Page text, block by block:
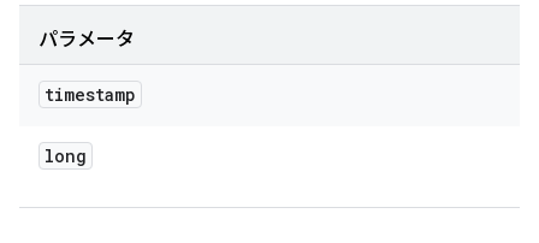
パラメータ
timestamp
long